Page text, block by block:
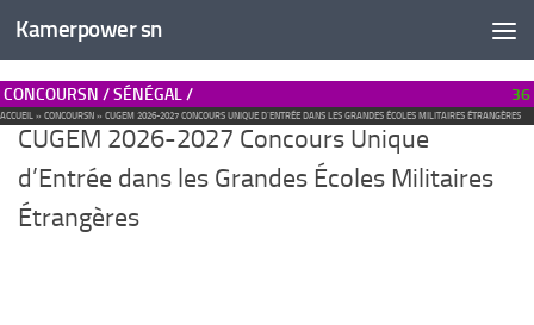
Kamerpower sn
CONCOURSN / SÉNÉGAL / 36
ACCUEIL » CONCOURSN » CUGEM 2026-2027 CONCOURS UNIQUE D’ENTRÉE DANS LES GRANDES ÉCOLES MILITAIRES ÉTRANGÈRES
CUGEM 2026-2027 Concours Unique
d’Entrée dans les Grandes Écoles Militaires
Étrangères